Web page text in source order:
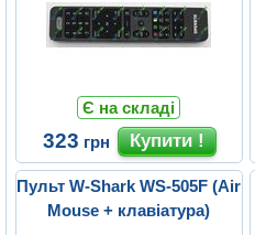
Є на складі
323 грн
Пульт W-Shark WS-505F (Air
Mouse + клавіатура)